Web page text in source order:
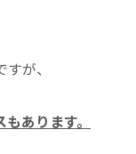
すが、
あります。